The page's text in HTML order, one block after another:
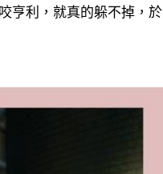
亨利，就真的躲不掉，於